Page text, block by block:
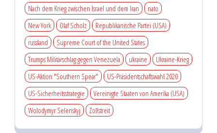
Nach dem Krieg zwischen Israel und dem Iran
nato
New York
Olaf Scholz
Republikanische Partei (USA)
russland
Supreme Court of the United States
Trumps Militärschlag gegen Venezuela
ukraine
Ukraine-Krieg
US-Aktion "Southern Spear"
US-Präsidentschaftswahl 2020
US-Sicherheitsstrategie
Vereinigte Staaten von Amerika (USA)
Wolodymyr Selenskyj
Zollstreit